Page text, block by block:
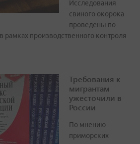
Исследования
свиного окорока
проведены по
рамках производственного контроля
Требования к
мигрантам
ужесточили в
России
По мнению
приморских